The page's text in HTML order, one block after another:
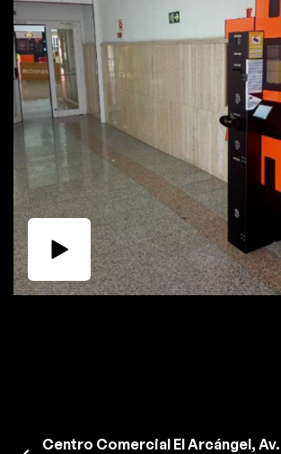
Centro Comercial El Arcángel,